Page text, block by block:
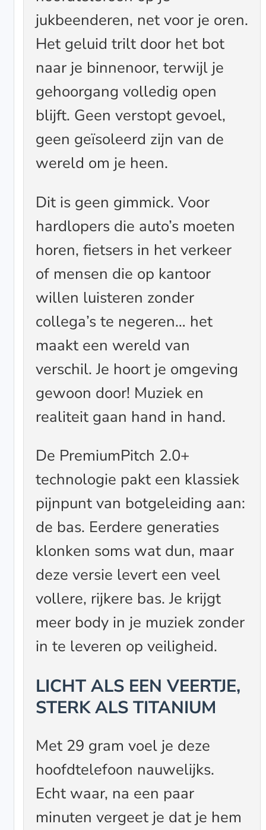
jukbeenderen, net voor je oren.
Het geluid trilt door het bot
naar je binnenoor, terwijl je
gehoorgang volledig open
blijft. Geen verstopt gevoel,
geen geïsoleerd zijn van de
wereld om je heen.
Dit is geen gimmick. Voor
hardlopers die auto’s moeten
horen, fietsers in het verkeer
of mensen die op kantoor
willen luisteren zonder
collega’s te negeren… het
maakt een wereld van
verschil. Je hoort je omgeving
gewoon door! Muziek en
realiteit gaan hand in hand.
De PremiumPitch 2.0+
technologie pakt een klassiek
pijnpunt van botgeleiding aan:
de bas. Eerdere generaties
klonken soms wat dun, maar
deze versie levert een veel
vollere, rijkere bas. Je krijgt
meer body in je muziek zonder
in te leveren op veiligheid.
LICHT ALS EEN VEERTJE,
STERK ALS TITANIUM
Met 29 gram voel je deze
hoofdtelefoon nauwelijks.
Echt waar, na een paar
minuten vergeet je dat je hem